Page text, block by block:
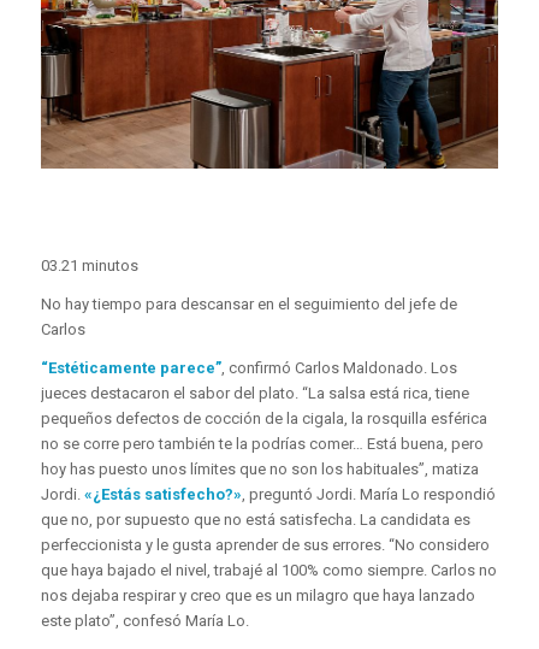
03.21 minutos
No hay tiempo para descansar en el seguimiento del jefe de
Carlos
“Estéticamente parece”, confirmó Carlos Maldonado. Los
jueces destacaron el sabor del plato. “La salsa está rica, tiene
pequeños defectos de cocción de la cigala, la rosquilla esférica
no se corre pero también te la podrías comer… Está buena, pero
hoy has puesto unos límites que no son los habituales”, matiza
Jordi.«¿Estás satisfecho?», preguntó Jordi. María Lo respondió
que no, por supuesto que no está satisfecha. La candidata es
perfeccionista y le gusta aprender de sus errores. “No considero
que haya bajado el nivel, trabajé al 100% como siempre. Carlos no
nos dejaba respirar y creo que es un milagro que haya lanzado
este plato”, confesó María Lo.